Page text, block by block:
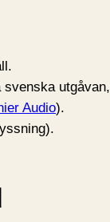
utgåvan,
Audio).